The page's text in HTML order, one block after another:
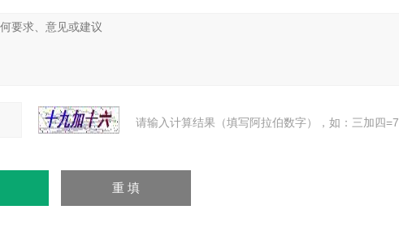
请输入计算结果（填写阿拉伯数字），如：三加四=7